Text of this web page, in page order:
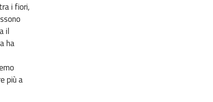
i fiori,
il
ha
più a